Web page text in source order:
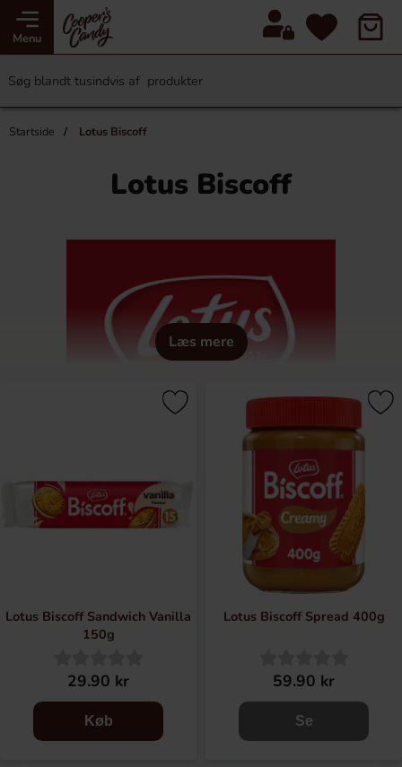
Menu
Startside Lotus Biscoff
Lotus Biscoff
Læs mere
Lotus Biscoff Sandwich Vanilla
150g
29.90 kr
Køb
Lotus Biscoff Spread 400g
59.90 kr
Se